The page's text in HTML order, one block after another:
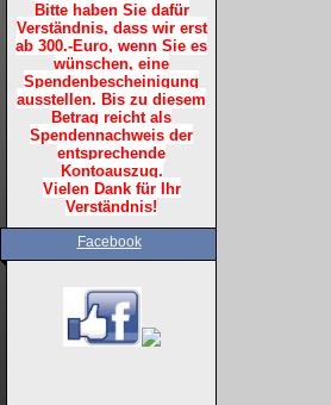
Bitte haben Sie dafür
Verständnis, dass wir erst
ab 300.-Euro, wenn Sie es
wünschen, eine
Spendenbescheinigung
ausstellen. Bis zu diesem
Betrag reicht als
Spendennachweis der
entsprechende
Kontoauszug.
Vielen Dank für Ihr
Verständnis!
Facebook